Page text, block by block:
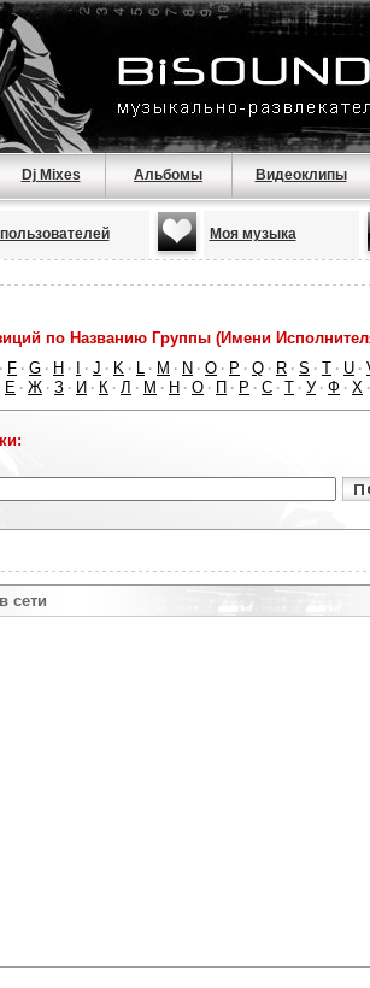
Dj Mixes Альбомы Видеоклипы
Моя музыка
по Названию Группы (Имени
· F · G · H · · J · K · L · M · N · O · P · Q · R · S · T · U ·
Е · Ж · З · И · К · Л · М · Н · О · П · Р · С · Т · У · Ф · Х
сети